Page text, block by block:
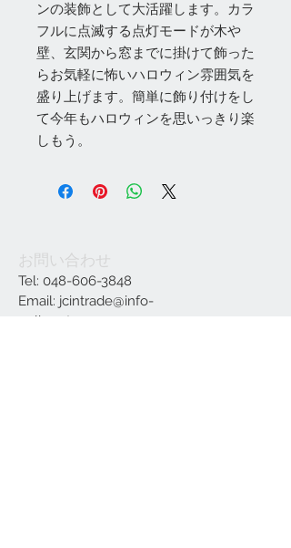
ンの装飾として大活躍します。カラ
フルに点滅する点灯モードが木や
壁、玄関から窓までに掛けて飾った
らお気軽に怖いハロウィン雰囲気を
盛り上げます。簡単に飾り付けをし
て今年もハロウィンを思いっきり楽
しもう。
お問い合わせ
Tel: 048-606-3848
Email: jcintrade@info-
online.store